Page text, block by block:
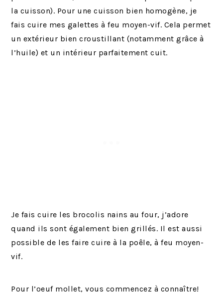
la cuisson). Pour une cuisson bien homogène, je
fais cuire mes galettes à feu moyen-vif. Cela permet
un extérieur bien croustillant (notamment grâce à
l’huile) et un intérieur parfaitement cuit.
Je fais cuire les brocolis nains au four, j’adore
quand ils sont également bien grillés. Il est aussi
possible de les faire cuire à la poêle, à feu moyen-
vif.
Pour l’oeuf mollet, vous commencez à connaître!